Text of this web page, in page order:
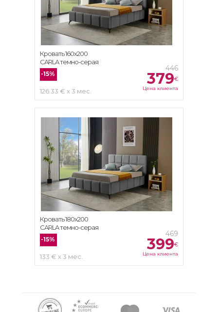
446
379€
Цена клиента
-15%
126.33 € x 3 мес.
Кровать 160x200
CARLA темно-серая
469
399€
Цена клиента
-15%
133 € x 3 мес.
Кровать 180x200
CARLA темно-серая